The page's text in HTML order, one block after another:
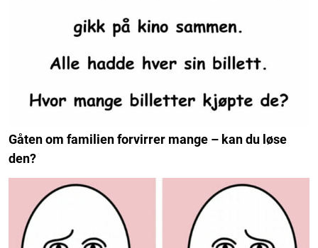
Gåten om familien forvirrer mange – kan du løse
den?